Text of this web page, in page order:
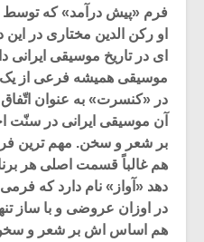
فرم «پیش درآمد» که توسط
او رکن الدین مختاری در
ای در تاریخ موسیقی ایرانی
موسیقی همیشه فرعی از یک
در «کنسرت» به عنوان
آن موسیقی ایرانی در
بر شعر و سخن. مهم ترین
هم غالباً قسمت اصلی هر
دهد «آواز» نام دارد که
در اوزان عروضی و با ساز
هم اساس اش بر شعر و سخن